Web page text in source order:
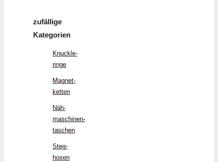
zufällige
Kategorien
Knuckle­
ringe
Magnet­
ketten
Näh­
maschinen-
taschen
Steg­
hosen